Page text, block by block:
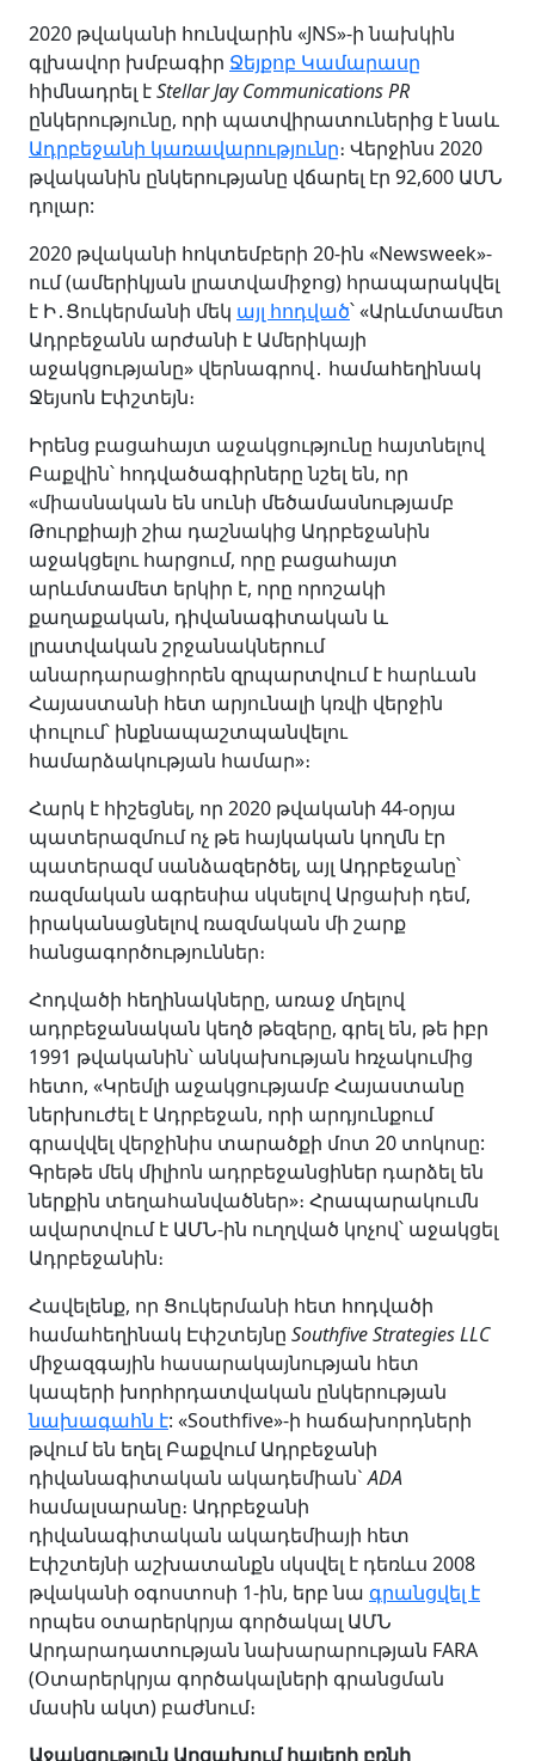
2020 թվականի հունվարին «JNS»-ի նախկին
գլխավոր խմբագիր Ջեյքոբ Կամարասը
հիմնադրել էStellar Jay Communications PR
ընկերությունը, որի պատվիրատուներից է նաև
Ադրբեջանի կառավարությունը։ Վերջինս 2020
թվականին ընկերությանը վճարել էր 92,600 ԱՄՆ
դոլար:
2020 թվականի հոկտեմբերի 20-ին «Newsweek»-
ում (ամերիկյան լրատվամիջոց) հրապարակվել
է Ի․Ցուկերմանի մեկ այլ հոդված՝ «Արևմտամետ
Ադրբեջանն արժանի է Ամերիկայի
աջակցությանը» վերնագրով․ համահեղինակ
Ջեյսոն Էփշտեյն։
Իրենց բացահայտ աջակցությունը հայտնելով
Բաքվին՝ հոդվածագիրները նշել են, որ
«միասնական են սունի մեծամասնությամբ
Թուրքիայի շիա դաշնակից Ադրբեջանին
աջակցելու հարցում, որը բացահայտ
արևմտամետ երկիր է, որը որոշակի
քաղաքական, դիվանագիտական և
լրատվական շրջանակներում
անարդարացիորեն զրպարտվում է հարևան
Հայաստանի հետ արյունալի կռվի վերջին
փուլում՝ ինքնապաշտպանվելու
համարձակության համար»։
Հարկ է հիշեցնել, որ 2020 թվականի 44-օրյա
պատերազմում ոչ թե հայկական կողմն էր
պատերազմ սանձազերծել, այլ Ադրբեջանը՝
ռազմական ագրեսիա սկսելով Արցախի դեմ,
իրականացնելով ռազմական մի շարք
հանցագործություններ։
Հոդվածի հեղինակները, առաջ մղելով
ադրբեջանական կեղծ թեզերը, գրել են, թե իբր
1991 թվականին՝ անկախության հռչակումից
հետո, «Կրեմլի աջակցությամբ Հայաստանը
ներխուժել է Ադրբեջան, որի արդյունքում
գրավվել վերջինիս տարածքի մոտ 20 տոկոսը:
Գրեթե մեկ միլիոն ադրբեջանցիներ դարձել են
ներքին տեղահանվածներ»։ Հրապարակումն
ավարտվում է ԱՄՆ-ին ուղղված կոչով՝ աջակցել
Ադրբեջանին։
Հավելենք, որ Ցուկերմանի հետ հոդվածի
համահեղինակ Էփշտեյնը Southfive Strategies LLC
միջազգային հասարակայնության հետ
կապերի խորհրդատվական ընկերության
նախագահն է: «Southfive»-ի հաճախորդների
թվում են եղել Բաքվում Ադրբեջանի
դիվանագիտական ակադեմիան`ADA
համալսարանը։ Ադրբեջանի
դիվանագիտական ակադեմիայի հետ
Էփշտեյնի աշխատանքն սկսվել է դեռևս 2008
թվականի օգոստոսի 1-ին, երբ նա գրանցվել է
որպես օտարերկրյա գործակալ ԱՄՆ
Արդարադատության նախարարության FARA
(Օտարերկրյա գործակալների գրանցման
մասին ակտ) բաժնում։
Աջակցություն Արցախում հայերի բռնի